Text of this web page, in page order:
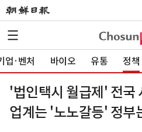
업·벤처 바이오 유통 정책
'법인택시 월급제' 전
업계는 '노노갈등' 정부